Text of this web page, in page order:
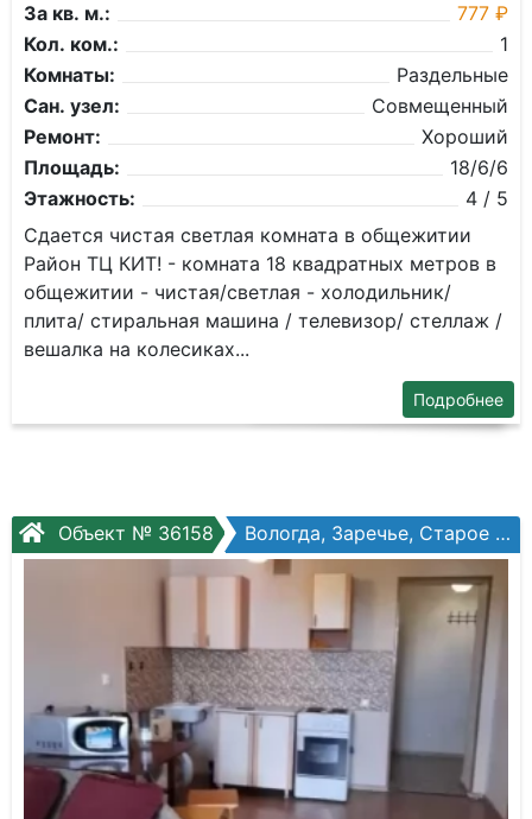
За кв. м.:
777 ₽
Кол. ком.:
1
Комнаты:
Раздельные
Сан. узел:
Совмещенный
Ремонт:
Хороший
Площадь:
18/6/6
Этажность:
4 / 5
Сдается чистая светлая комната в общежитии
Район ТЦ КИТ! - комната 18 квадратных метров в
общежитии - чистая/светлая - холодильник/
плита/ стиральная машина / телевизор/ стеллаж /
вешалка на колесиках...
Подробнее
Объект № 36158 Вологда, Заречье, Старое шоссе, №3бк1